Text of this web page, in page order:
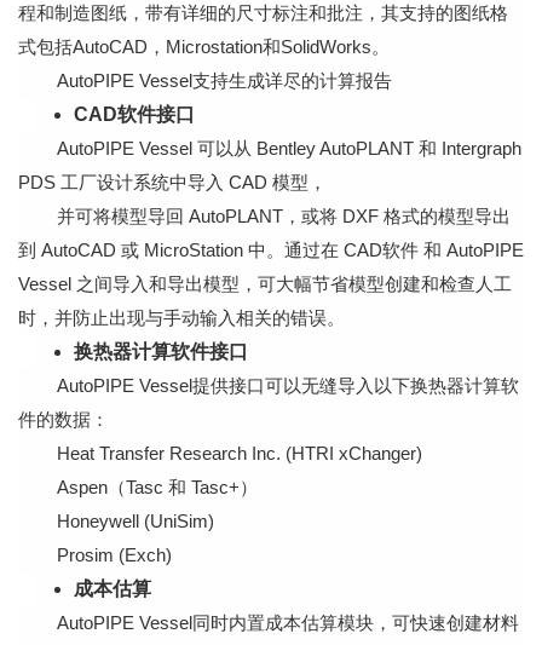
程和制造图纸，带有详细的尺寸标注和批注，其支持的图纸格
式包括AutoCAD，Microstation和SolidWorks。
AutoPIPE Vessel支持生成详尽的计算报告
CAD软件接口
AutoPIPE Vessel 可以从 Bentley AutoPLANT 和 Intergraph
PDS 工厂设计系统中导入 CAD 模型，
并可将模型导回 AutoPLANT，或将 DXF 格式的模型导出
到 AutoCAD 或 MicroStation 中。通过在 CAD软件 和 AutoPIPE
Vessel 之间导入和导出模型，可大幅节省模型创建和检查人工
时，并防止出现与手动输入相关的错误。
换热器计算软件接口
AutoPIPE Vessel提供接口可以无缝导入以下换热器计算软
件的数据：
Heat Transfer Research Inc. (HTRI xChanger)
Aspen（Tasc 和 Tasc+）
Honeywell (UniSim)
Prosim (Exch)
成本估算
AutoPIPE Vessel同时内置成本估算模块，可快速创建材料